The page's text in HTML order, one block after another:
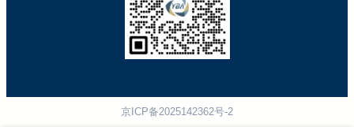
京ICP备2025142362号-2